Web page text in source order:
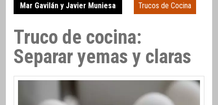
Mar Gavilán y Javier Muniesa Trucos de Cocina
Truco de cocina:
Separar yemas y claras